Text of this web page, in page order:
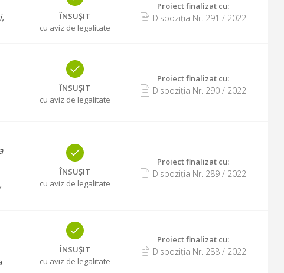
ÎNSUȘIT
cu aviz de legalitate
Proiect finalizat cu:
Dispoziția Nr. 291 / 2022
ÎNSUȘIT
cu aviz de legalitate
Proiect finalizat cu:
Dispoziția Nr. 290/ 2022
ÎNSUȘIT
cu aviz de legalitate
Proiect finalizat cu:
Dispoziția Nr. 289/ 2022
ÎNSUȘIT
cu aviz de legalitate
Proiect finalizat cu:
Dispoziția Nr. 288/ 2022